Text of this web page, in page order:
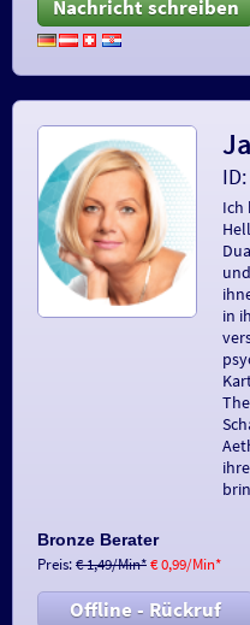
Nachricht schreiben
Ich
in
Bronze Berater
Preis:€ 1,49/Min*€ 0,99/Min*
Offline - Rückruf